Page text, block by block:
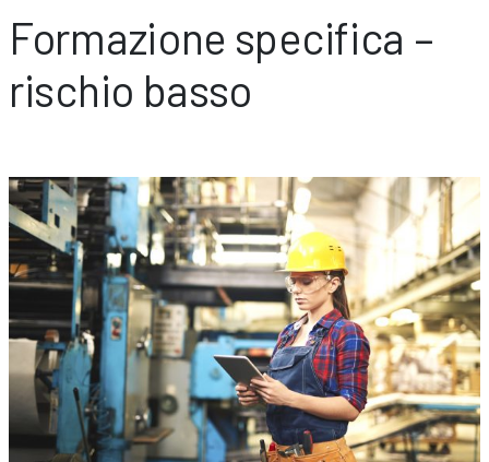
Formazione specifica –
rischio basso